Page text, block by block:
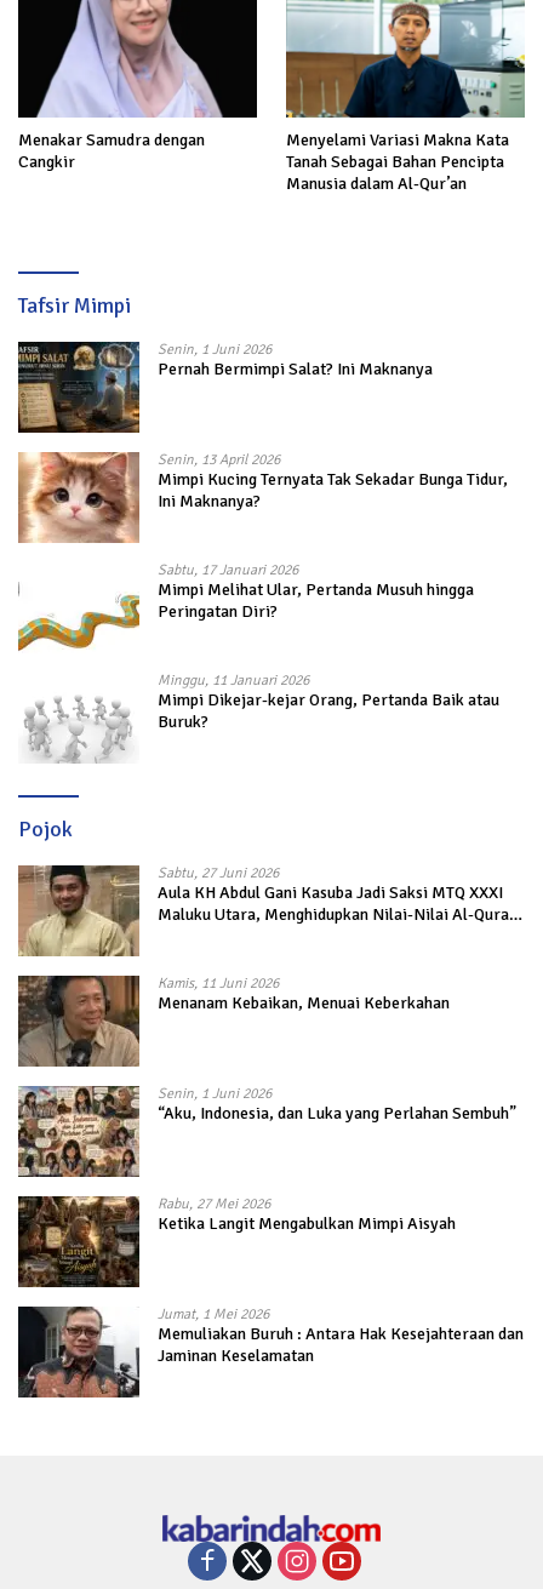
Menakar Samudra dengan
Cangkir
Menyelami Variasi Makna Kata
Tanah Sebagai Bahan Pencipta
Manusia dalam Al-Qur’an
Tafsir Mimpi
Senin, 1 Juni 2026
Pernah Bermimpi Salat? Ini Maknanya
Senin, 13 April 2026
Mimpi Kucing Ternyata Tak Sekadar Bunga Tidur,
Ini Maknanya?
Sabtu, 17 Januari 2026
Mimpi Melihat Ular, Pertanda Musuh hingga
Peringatan Diri?
Minggu, 11 Januari 2026
Mimpi Dikejar-kejar Orang, Pertanda Baik atau
Buruk?
Pojok
Sabtu, 27 Juni 2026
Aula KH Abdul Gani Kasuba Jadi Saksi MTQ XXXI
Maluku Utara, Menghidupkan Nilai-Nilai Al-Quran
Kamis, 11 Juni 2026
Menanam Kebaikan, Menuai Keberkahan
Senin, 1 Juni 2026
“Aku, Indonesia, dan Luka yang Perlahan Sembuh”
Rabu, 27 Mei 2026
Ketika Langit Mengabulkan Mimpi Aisyah
Jumat, 1 Mei 2026
Memuliakan Buruh : Antara Hak Kesejahteraan dan
Jaminan Keselamatan